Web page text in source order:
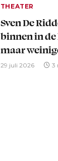
THEATER
Sven De
binnen in de
maar
29 juli 2026 3